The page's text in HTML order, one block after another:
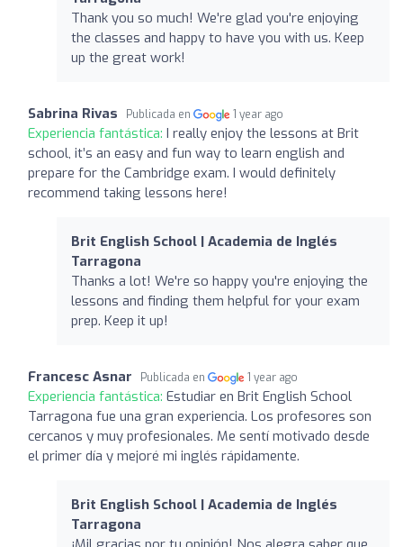
Thank you so much! We're glad you're enjoying
the classes and happy to have you with us. Keep
up the great work!
Sabrina Rivas Publicada en 1 year ago
Experiencia fantástica: I really enjoy the lessons at Brit
school, it’s an easy and fun way to learn english and
prepare for the Cambridge exam. I would definitely
recommend taking lessons here!
Brit English School | Academia de Inglés
Tarragona
Thanks a lot! We're so happy you're enjoying the
lessons and finding them helpful for your exam
prep. Keep it up!
Francesc Asnar Publicada en 1 year ago
Experiencia fantástica: Estudiar en Brit English School
Tarragona fue una gran experiencia. Los profesores son
cercanos y muy profesionales. Me sentí motivado desde
el primer día y mejoré mi inglés rápidamente.
Brit English School | Academia de Inglés
Tarragona